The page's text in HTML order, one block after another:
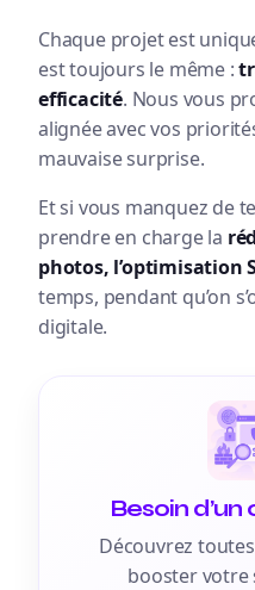
Chaque projet est
est toujours le même :
efficacité. Nous vous
alignée avec vos
mauvaise surprise.
Et si vous manquez de
prendre en charge la
photos, l’optimisation
temps, pendant qu’on
digitale.
Besoin
Découvrez
booster votre